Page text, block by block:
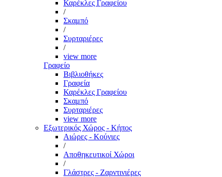
Καρέκλες Γραφείου
/
Σκαμπό
/
Συρταριέρες
/
view more
Γραφείο
Βιβλιοθήκες
Γραφεία
Καρέκλες Γραφείου
Σκαμπό
Συρταριέρες
view more
Εξωτερικός Χώρος - Κήπος
Αιώρες - Κούνιες
/
Αποθηκευτικοί Χώροι
/
Γλάστρες - Ζαρντινιέρες